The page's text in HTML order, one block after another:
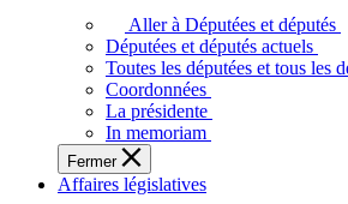
députés
vous
représentent
sein
de
l'Assemblée
législative
Aller à Députées et députés
Députées et députés actuels
Toutes les députées et tous les
Coordonnées
La présidente
In memoriam
Fermer
Affaires législatives